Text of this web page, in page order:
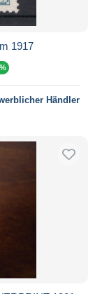
1917
Händler